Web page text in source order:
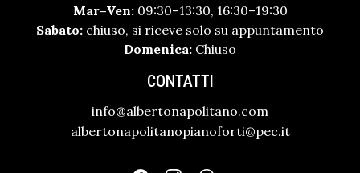
Mar–Ven:09:30–13:30, 16:30–19:30
Sabato: chiuso, si riceve solo su appuntamento
Domenica: Chiuso
CONTATTI
info@albertonapolitano.com
albertonapolitanopianoforti@pec.it